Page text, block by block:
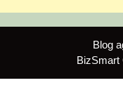
Blog
BizSmart